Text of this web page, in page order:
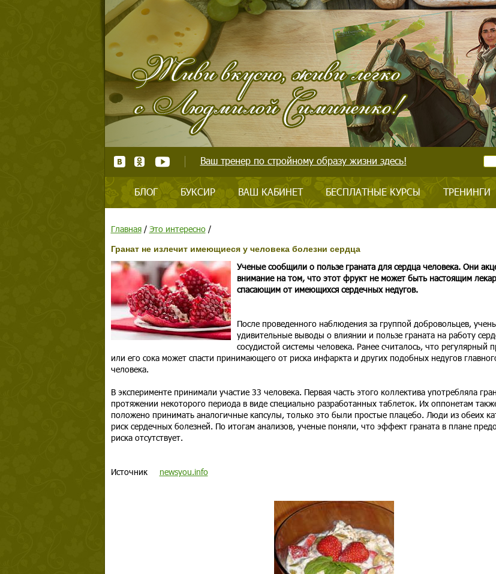
Ваш тренер по стройному образу жизни здесь!
БЛОГ БУКСИР ВАШ КАБИНЕТ БЕСПЛАТНЫЕ КУРСЫ ТРЕНИНГИ
Главная/ Это интересно/
Гранат не излечит имеющиеся у человека болезни сердца
Ученые сообщили о пользе граната для сердца человека. Они
внимание на том, что этот фрукт не может быть настоящим
спасающим от имеющихся сердечных недугов.
После проведенного наблюдения за группой добровольцев,
удивительные выводы о влиянии и пользе граната на работу
сосудистой системы человека. Ранее считалось, что регулярный
или его сока может спасти принимающего от риска инфаркта и других подобных недугов
человека.
В эксперименте принимали участие 33 человека. Первая часть этого коллектива употребляла
протяжении некоторого периода в виде специально разработанных таблеток. Их оппонетам
положено принимать аналогичные капсулы, только это были простые плацебо. Люди из обеих
риск сердечных болезней. По итогам анализов, ученые поняли, что эффект граната в плане
риска отсутствует.
Источник newsyou.info